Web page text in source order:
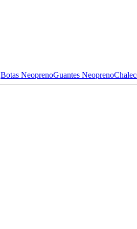
Botas NeoprenoGuantes Neopreno